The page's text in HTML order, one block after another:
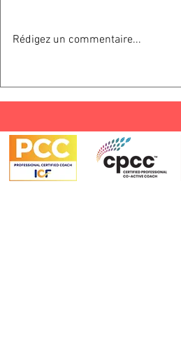
Tes échecs,
l’opportunité
super-héros ?🤔
Rédigez un commentaire...